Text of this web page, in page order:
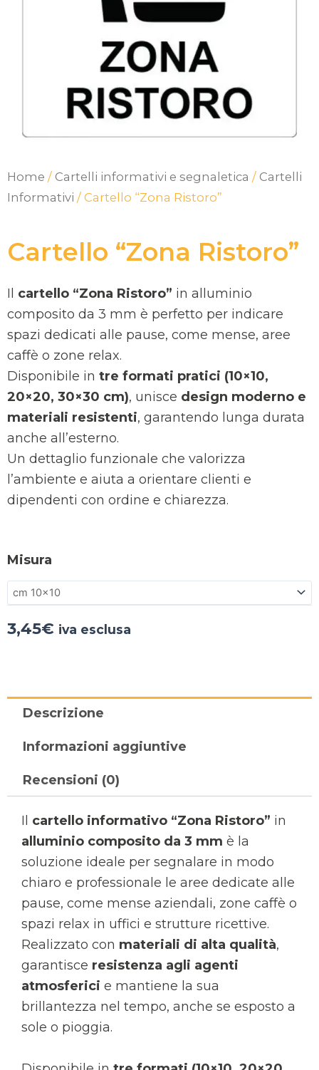
Home / Cartelli informativi e segnaletica / Cartelli
Informativi / Cartello “Zona Ristoro”
Cartello “Zona Ristoro”
Il cartello “Zona Ristoro” in alluminio
composito da 3 mm è perfetto per indicare
spazi dedicati alle pause, come mense, aree
caffè o zone relax.
Disponibile in tre formati pratici (10×10,
20×20, 30×30 cm), unisce design moderno e
materiali resistenti, garantendo lunga durata
anche all’esterno.
Un dettaglio funzionale che valorizza
l’ambiente e aiuta a orientare clienti e
dipendenti con ordine e chiarezza.
Misura
3,45€ iva esclusa
Descrizione
Informazioni aggiuntive
Recensioni (0)
Il cartello informativo “Zona Ristoro” in
alluminio composito da 3 mm è la
soluzione ideale per segnalare in modo
chiaro e professionale le aree dedicate alle
pause, come mense aziendali, zone caffè o
spazi relax in uffici e strutture ricettive.
Realizzato con materiali di alta qualità,
garantisce resistenza agli agenti
atmosferici e mantiene la sua
brillantezza nel tempo, anche se esposto a
sole o pioggia.